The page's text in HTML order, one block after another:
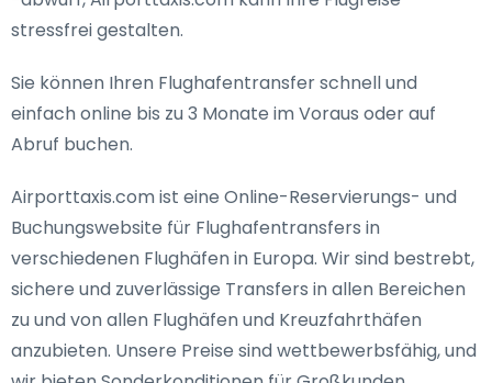
stressfrei gestalten.
Sie können Ihren Flughafentransfer schnell und
einfach online bis zu 3 Monate im Voraus oder auf
Abruf buchen.
Airporttaxis.com ist eine Online-Reservierungs- und
Buchungswebsite für Flughafentransfers in
verschiedenen Flughäfen in Europa. Wir sind bestrebt,
sichere und zuverlässige Transfers in allen Bereichen
zu und von allen Flughäfen und Kreuzfahrthäfen
anzubieten. Unsere Preise sind wettbewerbsfähig, und